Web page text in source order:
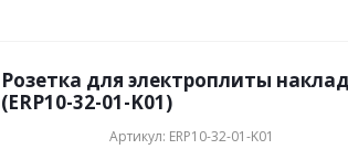
Розетка для электроплиты
(ERP10-32-01-K01)
Артикул: ERP10-32-01-K01